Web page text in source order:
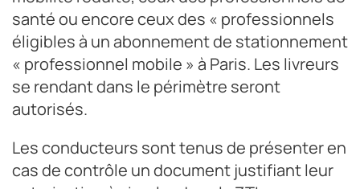
santé ou encore ceux des « professionnels
éligibles à un abonnement de stationnement
« professionnel mobile » à Paris. Les livreurs
se rendant dans le périmètre seront
autorisés.
Les conducteurs sont tenus de présenter en
cas de contrôle un document justifiant leur